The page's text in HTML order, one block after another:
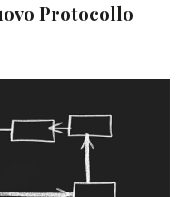
Protocollo